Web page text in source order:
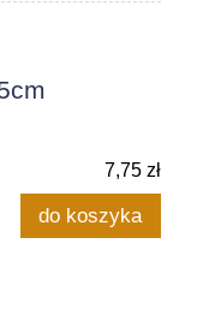
7,75 zł
do koszyka